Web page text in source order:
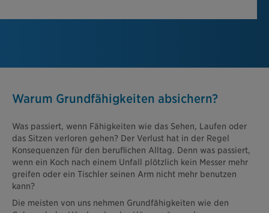
Warum Grundfähigkeiten absichern?
Was passiert, wenn Fähigkeiten wie das Sehen, Laufen oder
das Sitzen verloren gehen? Der Verlust hat in der Regel
Konsequenzen für den beruflichen Alltag. Denn was passiert,
wenn ein Koch nach einem Unfall plötzlich kein Messer mehr
greifen oder ein Tischler seinen Arm nicht mehr benutzen
kann?
Die meisten von uns nehmen Grundfähigkeiten wie den